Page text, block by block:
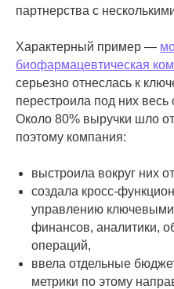
партнерства с
Характерный пример —
биофармацевтическая
серьезно отнеслась к
перестроила под них
Около 80% выручки шло от
поэтому компания:
выстроила вокруг них
создала кросс-
управлению ключевыми
финансов, аналитики,
операций,
ввела отдельные
метрики по этому